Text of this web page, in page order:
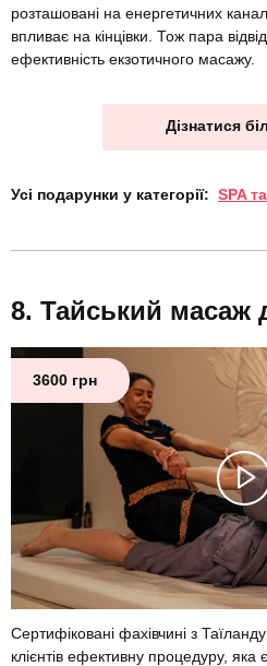
розташовані на енергетичних
впливає на кінцівки. Тож пара
ефективність екзотичного масажу.
Дізнатися
Усі подарунки у категорії: SPA
Тайський масаж
3600 грн
Сертифіковані фахівчині з
клієнтів ефективну процедуру,